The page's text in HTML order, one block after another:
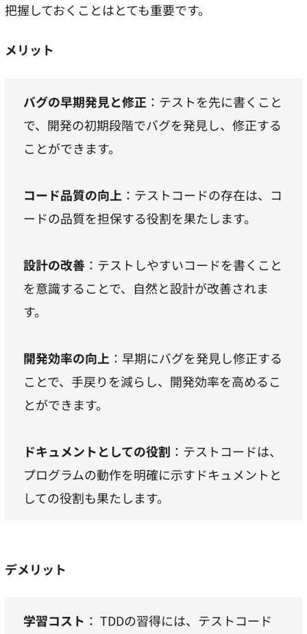
把握しておくことはとても重要です。
メリット
バグの早期発見と修正 ：テストを先に書くこと
で、開発の初期段階でバグを発見し、修正する
ことができます。
コード品質の向上 ：テストコードの存在は、コ
ードの品質を担保する役割を果たします。
設計の改善：テストしやすいコードを書くこと
を意識することで、自然と設計が改善されま
す。
開発効率の向上 ：早期にバグを発見し修正する
ことで、手戻りを減らし、開発効率を高めるこ
とができます。
ドキュメントとしての役割 ：テストコードは、
プログラムの動作を明確に示すドキュメントと
しての役割も果たします。
デメリット
学習コスト ： TDDの習得には、テストコード